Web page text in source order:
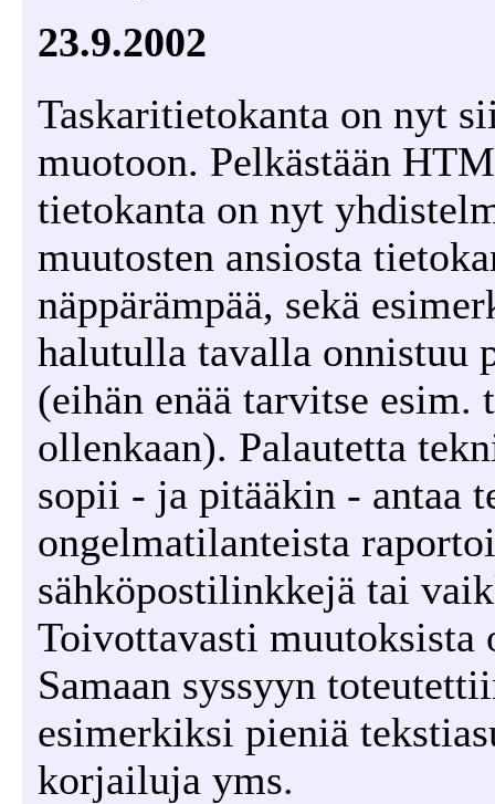
23.9.2002
Taskaritietokanta on nyt
muotoon. Pelkästään
tietokanta on nyt
muutosten ansiosta
näppärämpää, sekä
halutulla tavalla onnistuu
(eihän enää tarvitse esim.
ollenkaan). Palautetta
sopii - ja pitääkin - antaa
ongelmatilanteista
sähköpostilinkkejä tai
Toivottavasti muutoksista
Samaan syssyyn
esimerkiksi pieniä
korjailuja yms.